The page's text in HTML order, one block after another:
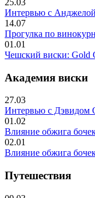
25.03
Интервью с
14.07
Прогулка по
01.01
Чешский виски: Gold
Академия виски
27.03
Интервью с Дэвидом
01.02
Влияние обжига
02.01
Влияние обжига
Путешествия